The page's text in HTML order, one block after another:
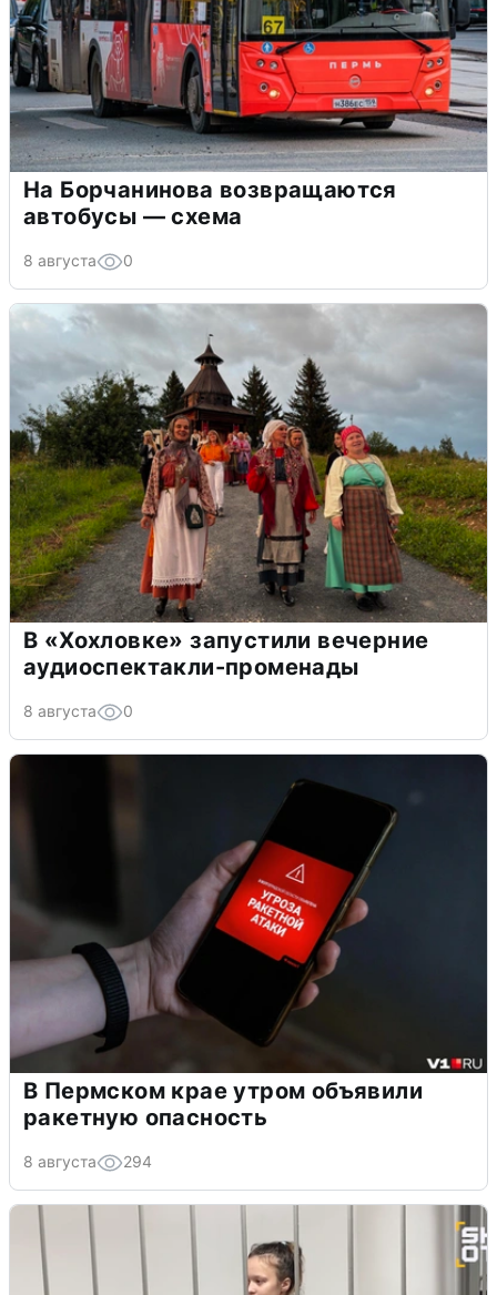
На Борчанинова возвращаются
автобусы — схема
8 августа 0
В «Хохловке» запустили вечерние
аудиоспектакли-променады
8 августа 0
В Пермском крае утром объявили
ракетную опасность
8 августа 294